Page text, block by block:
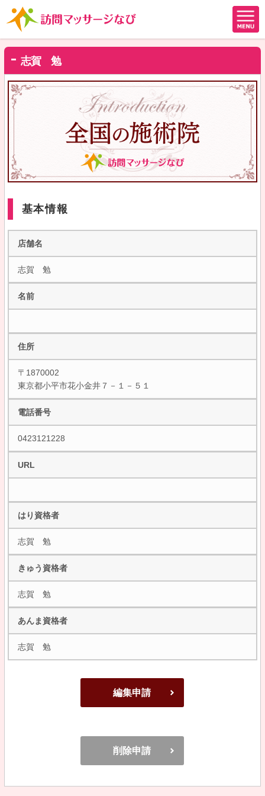
志賀 勉
基本情報
店舗名
志賀 勉
名前
住所
〒1870002
東京都小平市花小金井７－１－５１
電話番号
0423121228
URL
はり資格者
志賀 勉
きゅう資格者
志賀 勉
あんま資格者
志賀 勉
編集申請
削除申請